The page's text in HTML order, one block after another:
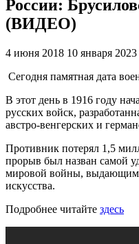
России:
(ВИДЕО)
4 июня 2018 10 января 2023
Сегодня памятная дата
В этот день в 1916 году
русских войск,
австро-венгерских и
Противник потерял 1,5
прорыв был назван самой
мировой войны,
искусства.
Подробнее читайте здесь